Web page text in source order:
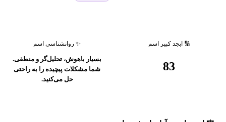
🔢 ابجد کبیر اسم
83
✨ روانشناسی اسم
بسیار باهوش، تحلیل‌گر و منطقی.
شما مشکلات پیچیده را به راحتی
حل می‌کنید.